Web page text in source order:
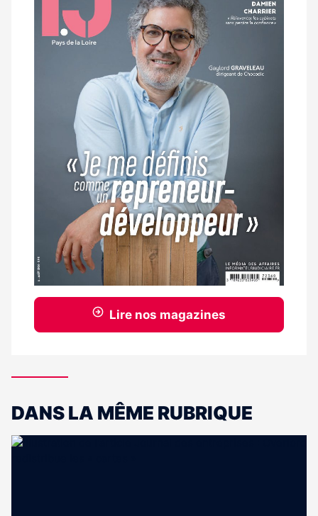
magazine
Lire nos magazines
DANS LA MÊME RUBRIQUE